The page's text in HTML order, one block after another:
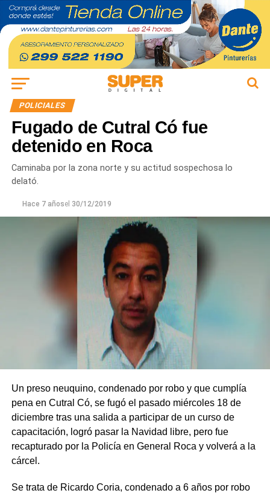
POLICIALES
Fugado de Cutral Có fue
detenido en Roca
Caminaba por la zona norte y su actitud sospechosa lo
delató.
Hace 7 añosel 30/12/2019
Un preso neuquino, condenado por robo y que cumplía
pena en Cutral Có, se fugó el pasado miércoles 18 de
diciembre tras una salida a participar de un curso de
capacitación, logró pasar la Navidad libre, pero fue
recapturado por la Policía en General Roca y volverá a la
cárcel.
Se trata de Ricardo Coria, condenado a 6 años por robo